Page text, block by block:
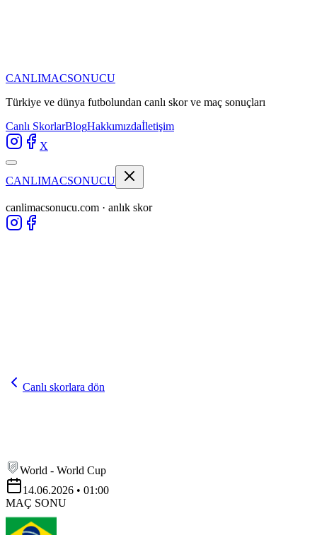
CANLIMACSONUCU
Türkiye ve dünya futbolundan canlı skor ve maç sonuçları
Canlı SkorlarBlogHakkımızdaİletişim
X
CANLIMACSONUCU
canlimacsonucu.com · anlık skor
Canlı skorlara dön
World - World Cup
14.06.2026 • 01:00
MAÇ SONU